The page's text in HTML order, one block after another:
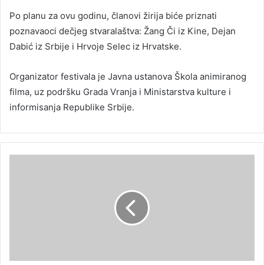
Po planu za ovu godinu, članovi žirija biće priznati
poznavaoci dečjeg stvaralaštva: Žang Či iz Kine, Dejan
Dabić iz Srbije i Hrvoje Selec iz Hrvatske.
Organizator festivala je Javna ustanova Škola animiranog
filma, uz podršku Grada Vranja i Ministarstva kulture i
informisanja Republike Srbije.